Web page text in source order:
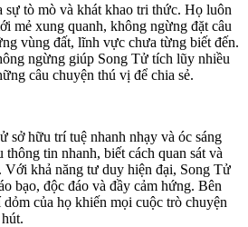
sự tò mò và khát khao tri thức. Họ luôn
mẻ xung quanh, không ngừng đặt câu
vùng đất, lĩnh vực chưa từng biết đến.
ngừng giúp Song Tử tích lũy nhiều
câu chuyện thú vị để chia sẻ.
sở hữu trí tuệ nhanh nhạy và óc sáng
tin nhanh, biết cách quan sát và
khả năng tư duy hiện đại, Song Tử
bạo, độc đáo và đầy cảm hứng. Bên
của họ khiến mọi cuộc trò chuyện